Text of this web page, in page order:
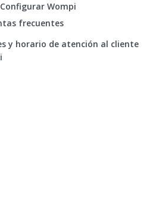
Wompi
frecuentes
y horario de atención al cliente